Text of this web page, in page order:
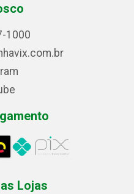
1000
Lojas